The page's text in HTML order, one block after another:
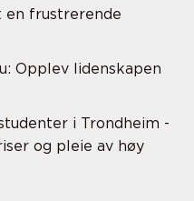
en frustrerende
Opplev lidenskapen
i Trondheim -
og pleie av høy